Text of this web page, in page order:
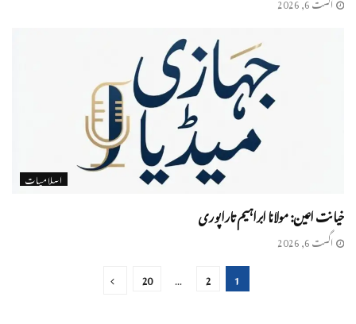
اسلامیات
خیانت اعین: مولانا ابراہیم تاراپوری
اگست 6, 2026
1
2
…
20